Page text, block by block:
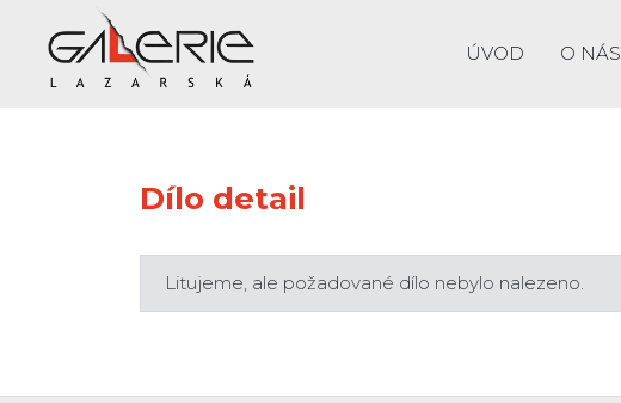
ÚVOD O NÁS
Dílo detail
Litujeme, ale požadované dílo nebylo nalezeno.